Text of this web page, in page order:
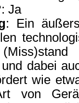
: Ja
: Ein
dabei
wie
von